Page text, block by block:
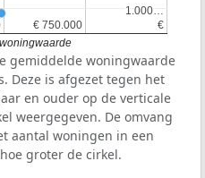
€ 750.000
€ 750.000 €
€
1.000…
1.000…
gemiddelde woningwaarde
Deze is afgezet tegen het
en ouder op de verticale
weergegeven. De omvang
aantal woningen in een
groter de cirkel.